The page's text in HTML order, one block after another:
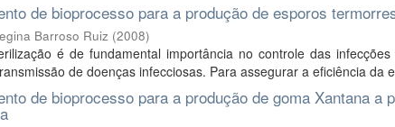
de bioprocesso para a produção de esporos
Barroso Ruiz (2008)
é de fundamental importância no controle das
de doenças infecciosas. Para assegurar a eficiência da
de bioprocesso para a produção de goma Xantana